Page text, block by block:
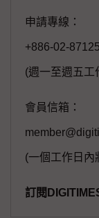
申請專線：
+886-02-
(週一至週五工
會員信箱：
(一個工作日內
訂閱